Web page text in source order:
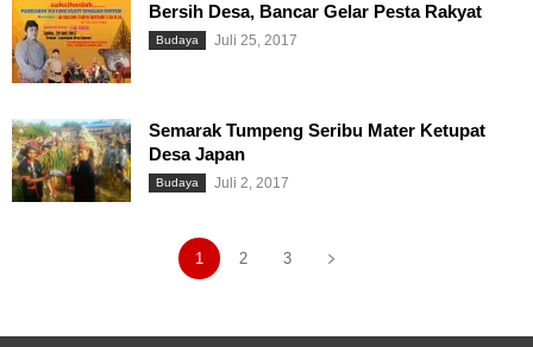
Bersih Desa, Bancar Gelar Pesta Rakyat
Budaya Juli 25, 2017
Semarak Tumpeng Seribu Mater Ketupat
Desa Japan
Budaya Juli 2, 2017
1 2 3